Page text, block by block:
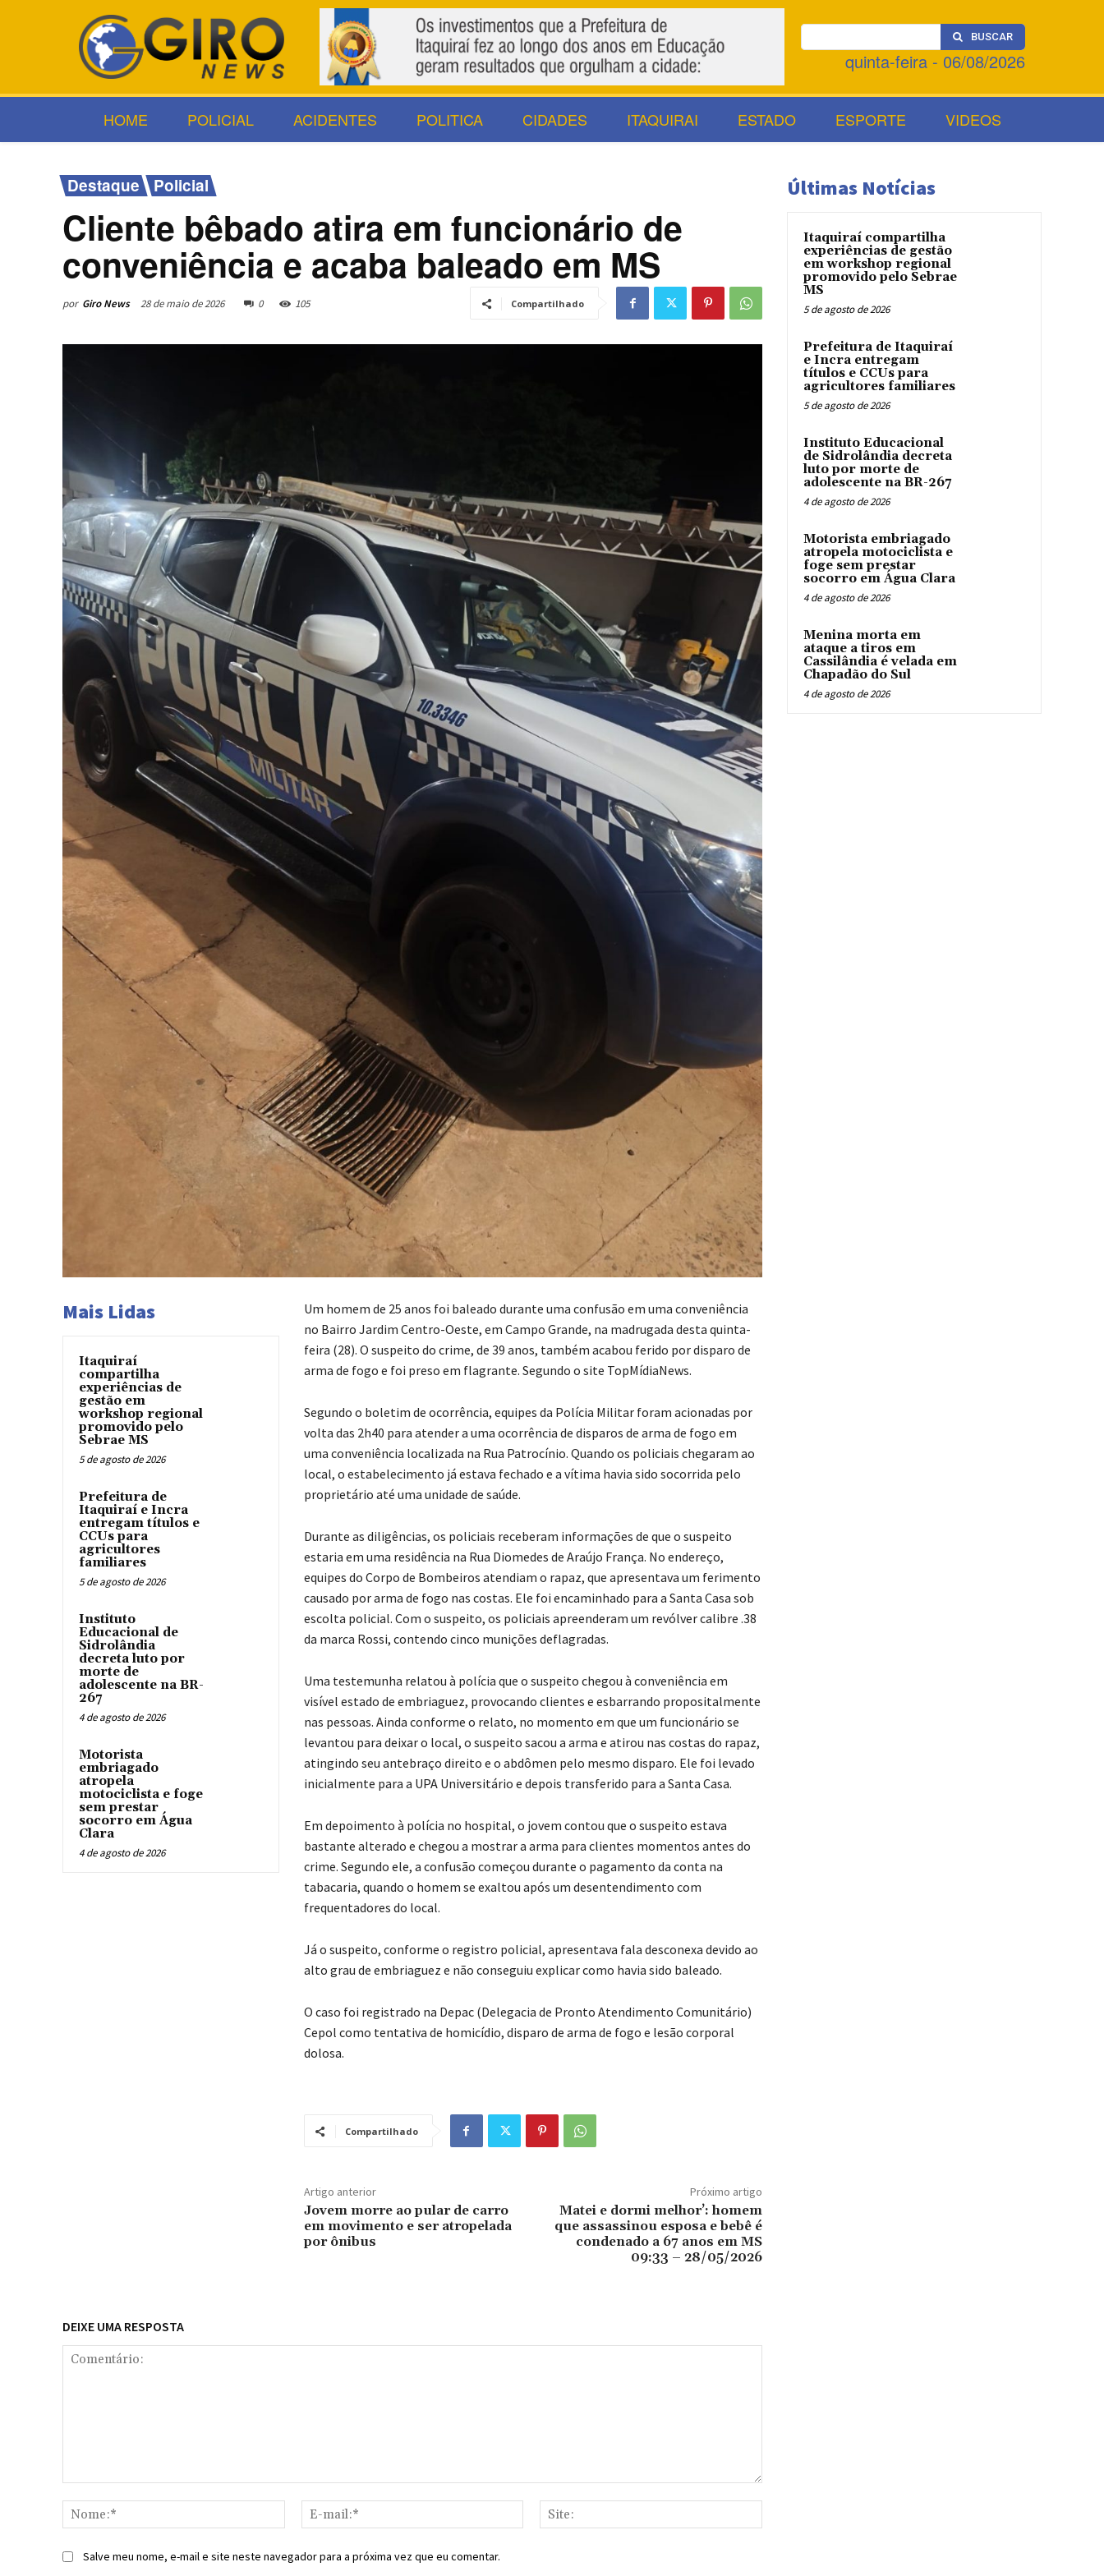
BUSCAR
quinta-feira - 06/08/2026
HOME POLICIAL ACIDENTES POLITICA CIDADES ITAQUIRAI ESTADO ESPORTE VIDEOS
Destaque Policial
Cliente bêbado atira em funcionário de
conveniência e acaba baleado em MS
por Giro News 28 de maio de 2026 0 105 Compartilhado
Mais Lidas
Itaquiraí
compartilha
experiências de
gestão em
workshop regional
promovido pelo
Sebrae MS
5 de agosto de 2026
Prefeitura de
Itaquiraí e Incra
entregam títulos e
CCUs para
agricultores
familiares
5 de agosto de 2026
Instituto
Educacional de
Sidrolândia
decreta luto por
morte de
adolescente na BR-
267
4 de agosto de 2026
Motorista
embriagado
atropela
motociclista e foge
sem prestar
socorro em Água
Clara
4 de agosto de 2026
Um homem de 25 anos foi baleado durante uma confusão em uma conveniência
no Bairro Jardim Centro-Oeste, em Campo Grande, na madrugada desta quinta-
feira (28). O suspeito do crime, de 39 anos, também acabou ferido por disparo de
arma de fogo e foi preso em flagrante. Segundo o site TopMídiaNews.
Segundo o boletim de ocorrência, equipes da Polícia Militar foram acionadas por
volta das 2h40 para atender a uma ocorrência de disparos de arma de fogo em
uma conveniência localizada na Rua Patrocínio. Quando os policiais chegaram ao
local, o estabelecimento já estava fechado e a vítima havia sido socorrida pelo
proprietário até uma unidade de saúde.
Durante as diligências, os policiais receberam informações de que o suspeito
estaria em uma residência na Rua Diomedes de Araújo França. No endereço,
equipes do Corpo de Bombeiros atendiam o rapaz, que apresentava um ferimento
causado por arma de fogo nas costas. Ele foi encaminhado para a Santa Casa sob
escolta policial. Com o suspeito, os policiais apreenderam um revólver calibre .38
da marca Rossi, contendo cinco munições deflagradas.
Uma testemunha relatou à polícia que o suspeito chegou à conveniência em
visível estado de embriaguez, provocando clientes e esbarrando propositalmente
nas pessoas. Ainda conforme o relato, no momento em que um funcionário se
levantou para deixar o local, o suspeito sacou a arma e atirou nas costas do rapaz,
atingindo seu antebraço direito e o abdômen pelo mesmo disparo. Ele foi levado
inicialmente para a UPA Universitário e depois transferido para a Santa Casa.
Em depoimento à polícia no hospital, o jovem contou que o suspeito estava
bastante alterado e chegou a mostrar a arma para clientes momentos antes do
crime. Segundo ele, a confusão começou durante o pagamento da conta na
tabacaria, quando o homem se exaltou após um desentendimento com
frequentadores do local.
Já o suspeito, conforme o registro policial, apresentava fala desconexa devido ao
alto grau de embriaguez e não conseguiu explicar como havia sido baleado.
O caso foi registrado na Depac (Delegacia de Pronto Atendimento Comunitário)
Cepol como tentativa de homicídio, disparo de arma de fogo e lesão corporal
dolosa.
Compartilhado
Artigo anterior
Jovem morre ao pular de carro
em movimento e ser atropelada
por ônibus
Próximo artigo
Matei e dormi melhor’: homem
que assassinou esposa e bebê é
condenado a 67 anos em MS
09:33 – 28/05/2026
DEIXE UMA RESPOSTA
Nome:*
mail:*
Salve meu nome, e-mail e site neste navegador para a próxima vez que eu comentar.
Últimas Notícias
Itaquiraí compartilha
experiências de gestão
em workshop regional
promovido pelo Sebrae
MS
5 de agosto de 2026
Prefeitura de Itaquiraí
e Incra entregam
títulos e CCUs para
agricultores familiares
5 de agosto de 2026
Instituto Educacional
de Sidrolândia decreta
luto por morte de
adolescente na BR-267
4 de agosto de 2026
Motorista embriagado
atropela motociclista e
foge sem prestar
socorro em Água Clara
4 de agosto de 2026
Menina morta em
ataque a tiros em
Cassilândia é velada em
Chapadão do Sul
4 de agosto de 2026